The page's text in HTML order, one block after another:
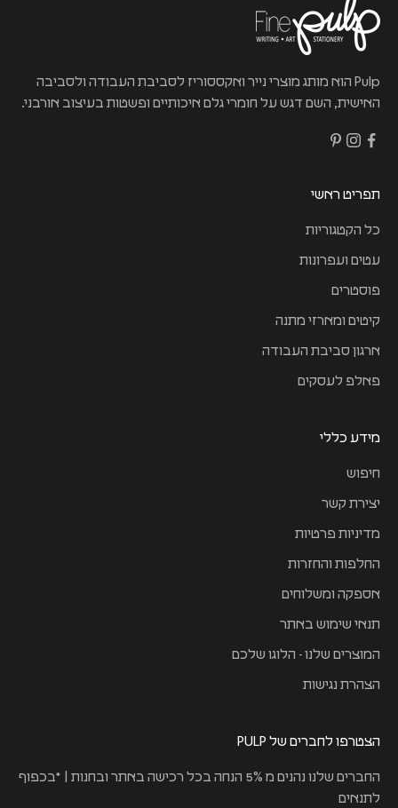
Pulp הוא מותג מוצרי נייר ואקססוריז לסביבת העבודה ולסביבה
האישית, השם דגש על חומרי גלם איכותיים ופשטות בעיצוב אורבני.
תפריט ראשי
כל הקטגוריות
עטים ועפרונות
פוסטרים
קיטים ומארזי מתנה
ארגון סביבת העבודה
פאלפ לעסקים
מידע כללי
חיפוש
יצירת קשר
מדיניות פרטיות
החלפות והחזרות
אספקה ומשלוחים
תנאי שימוש באתר
המוצרים שלנו - הלוגו שלכם
הצהרת נגישות
הצטרפו לחברים של PULP
החברים שלנו נהנים מ 5% הנחה בכל רכישה באתר ובחנות | *בכפוף
לתנאים